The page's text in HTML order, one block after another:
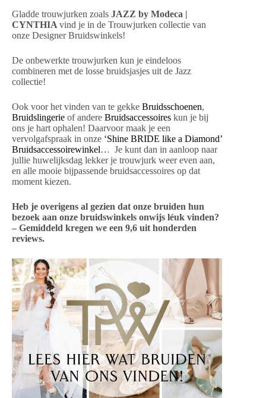
Gladde trouwjurken zoals JAZZ by Modeca |
CYNTHIAvind je in de Trouwjurken collectie van
onze Designer Bruidswinkels!
De onbewerkte trouwjurken kun je eindeloos
combineren met de losse bruidsjasjes uit de Jazz
collectie!
Ook voor het vinden van te gekke Bruidsschoenen,
Bruidslingerie of andere Bruidsaccessoires kun je bij
ons je hart ophalen! Daarvoor maak je een
vervolgafspraak in onze ‘Shine BRIDE like a Diamond’
Bruidsaccessoirewinkel… Je kunt dan in aanloop naar
jullie huwelijksdag lekker je trouwjurk weer even aan,
en alle mooie bijpassende bruidsaccessoires op dat
moment kiezen.
Heb je overigens al gezien dat onze bruiden hun
bezoek aan onze bruidswinkels onwijs léuk vinden?
– Gemiddeld kregen we een 9,6 uit honderden
reviews.